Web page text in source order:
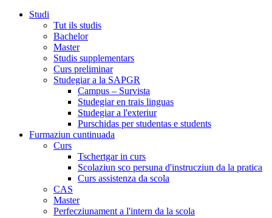
Studi
Tut ils studis
Bachelor
Master
Studis supplementars
Curs preliminar
Studegiar a la SAPGR
Campus – Survista
Studegiar en trais linguas
Studegiar a l'exteriur
Purschidas per studentas e students
Furmaziun cuntinuada
Curs
Tschertgar in curs
Scolaziun sco persuna d'instrucziun da la pratica
Curs assistenza da scola
CAS
Master
Perfecziunament a l'intern da la scola